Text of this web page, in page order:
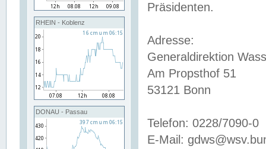
RHEIN - Koblenz
DONAU - Passau
Präsidenten.
Adresse:
Generaldirektion
Am Propsthof 51
53121 Bonn
Telefon: 0228/7090-0
E-Mail: